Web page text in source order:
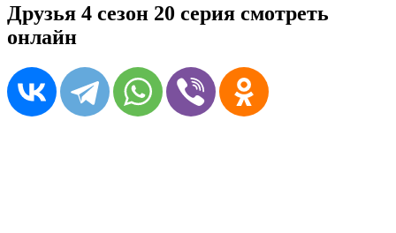
Друзья 4 сезон 20 серия смотреть
онлайн